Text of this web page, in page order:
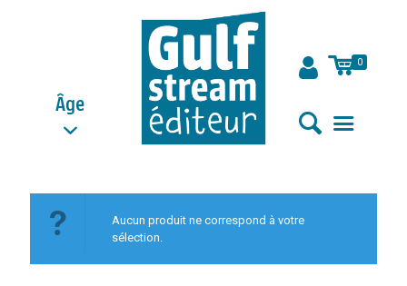
Âge
0
Aucun produit ne correspond à votre
sélection.